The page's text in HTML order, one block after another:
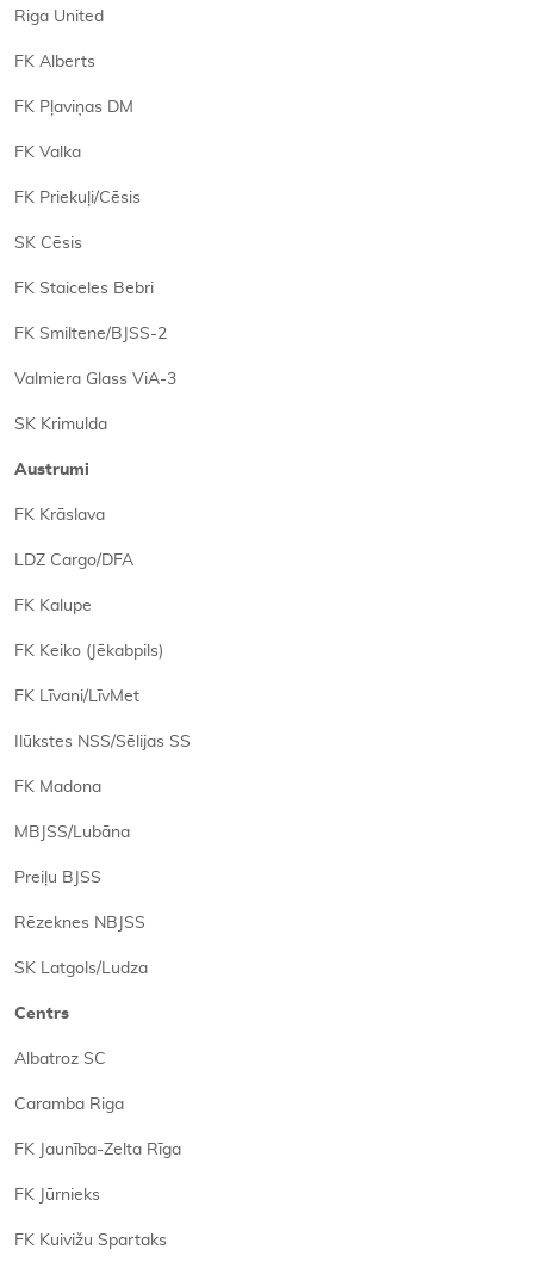
Riga United
FK Alberts
FK Pļaviņas DM
FK Valka
FK Priekuļi/Cēsis
SK Cēsis
FK Staiceles Bebri
FK Smiltene/BJSS-2
Valmiera Glass ViA-3
SK Krimulda
Austrumi
FK Krāslava
LDZ Cargo/DFA
FK Kalupe
FK Keiko (Jēkabpils)
FK Līvani/LīvMet
Ilūkstes NSS/Sēlijas SS
FK Madona
MBJSS/Lubāna
Preiļu BJSS
Rēzeknes NBJSS
SK Latgols/Ludza
Centrs
Albatroz SC
Caramba Riga
FK Jaunība-Zelta Rīga
FK Jūrnieks
FK Kuivižu Spartaks